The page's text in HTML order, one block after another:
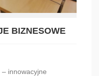
BIZNESOWE
innowacyjne